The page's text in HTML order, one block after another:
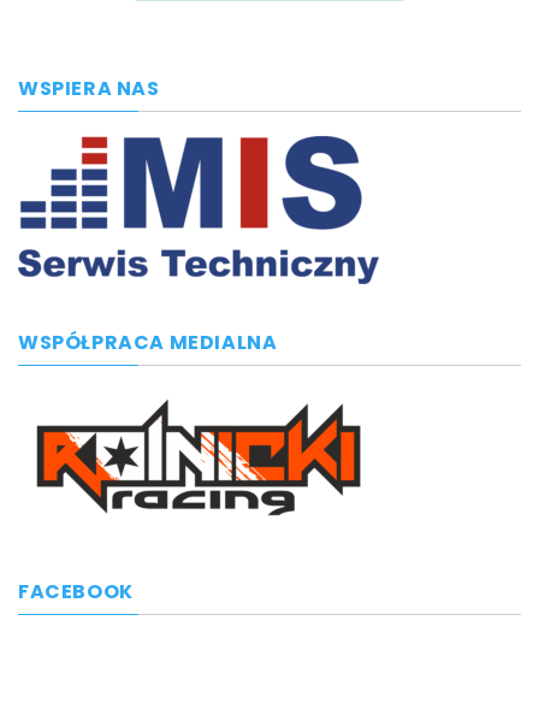
WSPIERA NAS
WSPÓŁPRACA MEDIALNA
FACEBOOK